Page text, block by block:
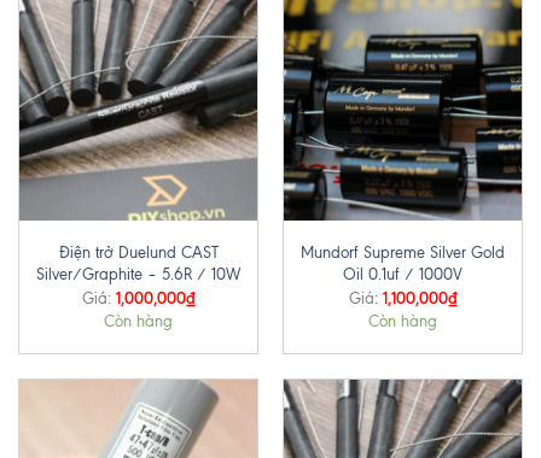
Điện trở Duelund CAST
Silver/Graphite – 5.6R / 10W
Giá: 1,000,000₫
Còn hàng
Mundorf Supreme Silver Gold
Oil 0.1uf / 1000V
Giá: 1,100,000₫
Còn hàng